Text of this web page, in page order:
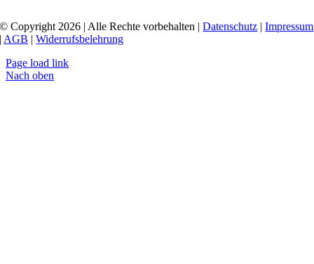
© Copyright 2026 | Alle Rechte vorbehalten |Datenschutz |Impressum
| AGB |Widerrufsbelehrung
Page load link
Nach oben